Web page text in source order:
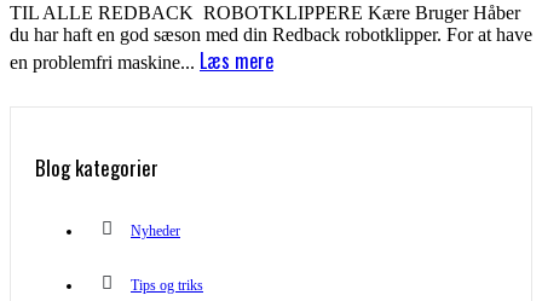
TIL ALLE REDBACK ROBOTKLIPPERE Kære Bruger Håber
du har haft en god sæson med din Redback robotklipper. For at have
en problemfri maskine... Læs mere
Blog kategorier
Nyheder
Tips og triks